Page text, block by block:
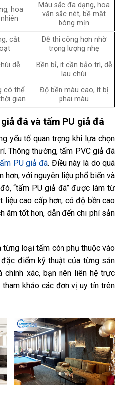
hoa
Màu sắc đa dạng, hoa
văn sắc nét, bề mặt
bóng mịn
cắt
Dễ thi công hơn nhờ
trọng lượng nhẹ
dễ
Bền bỉ, ít cần bảo trì, dễ
lau chùi
có thể
gian
Độ bền màu cao, ít bị
phai màu
đá và tấm PU giả đá
yếu tố quan trọng khi lựa chọn
Thông thường, tấm PVC giả đá
PU giả đá. Điều này là do quá
hơn, với nguyên liệu phổ biến và
“tấm PU giả đá” được làm từ
cao cấp hơn, có độ bền cao
âm tốt hơn, dẫn đến chi phí sản
từng loại tấm còn phụ thuộc vào
điểm kỹ thuật của từng sản
xác, bạn nên liên hệ trực
khảo các đơn vị uy tín trên